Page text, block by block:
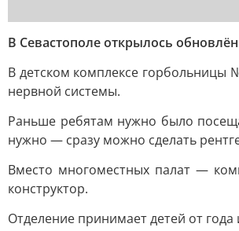
В Севастополе открылось
В детском комплексе горбольницы
нервной системы.
Раньше ребятам нужно было
нужно — сразу можно сделать
Вместо многоместных палат —
конструктор.
Отделение принимает детей от года